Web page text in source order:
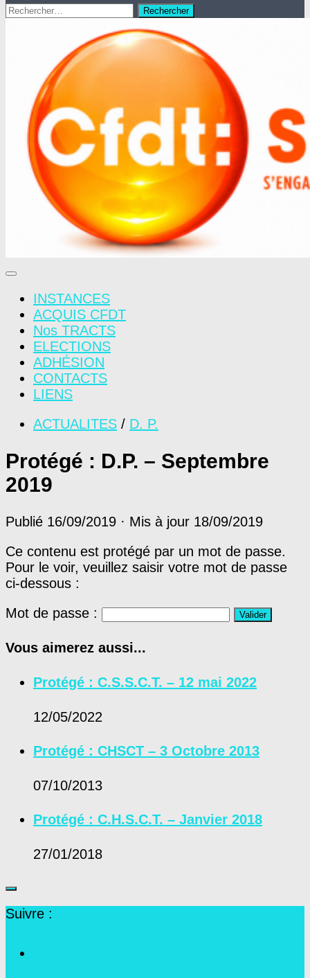
Rechercher :
INSTANCES
ACQUIS CFDT
Nos TRACTS
ELECTIONS
ADHÉSION
CONTACTS
LIENS
ACTUALITES / D. P.
Protégé : D.P. – Septembre
2019
Publié 16/09/2019 · Mis à jour 18/09/2019
Ce contenu est protégé par un mot de passe.
Pour le voir, veuillez saisir votre mot de passe
ci-dessous :
Mot de passe :
Vous aimerez aussi...
Protégé : C.S.S.C.T. – 12 mai 2022
12/05/2022
Protégé : CHSCT – 3 Octobre 2013
07/10/2013
Protégé : C.H.S.C.T. – Janvier 2018
27/01/2018
Suivre :